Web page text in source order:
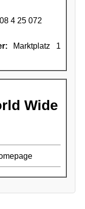
08 4 25 072
Marktplatz 1
Wide